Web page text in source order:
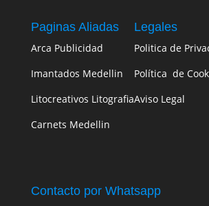
Paginas Aliadas
Arca Publicidad
Imantados Medellin
Litocreativos Litografia
Carnets Medellin
Legales
Politica de
Política de
Aviso Legal
Contacto por Whatsapp